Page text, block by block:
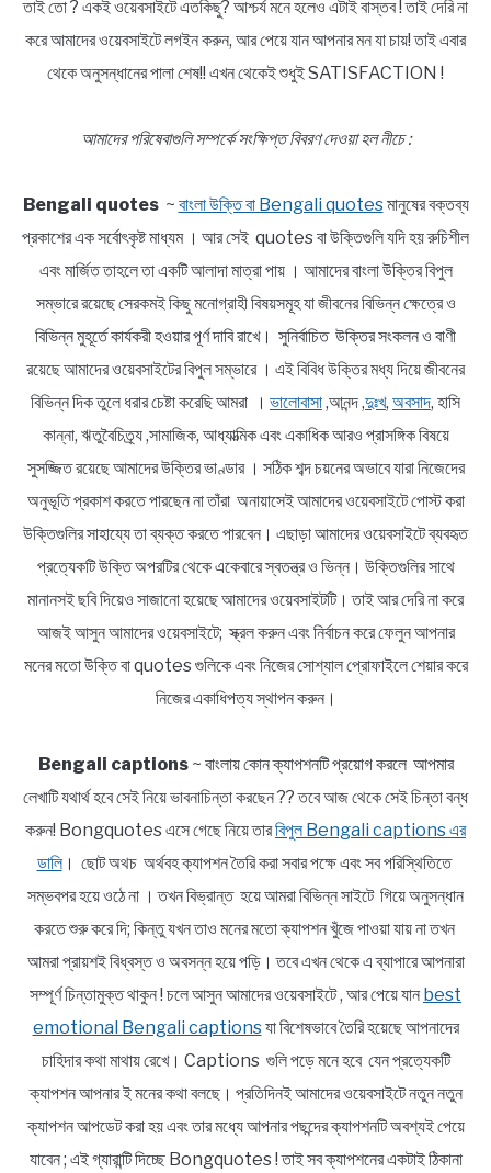
তাই তো ? একই ওয়েবসাইটে এতকিছু? আশ্চর্য মনে হলেও এটাই বাস্তব ! তাই দেরি না
করে আমাদের ওয়েবসাইটে লগইন করুন, আর পেয়ে যান আপনার মন যা চায়! তাই এবার
থেকে অনুসন্ধানের পালা শেষ!! এখন থেকেই শুধুই SATISFACTION !
আমাদের পরিষেবাগুলি সম্পর্কে সংক্ষিপ্ত বিবরণ দেওয়া হল নীচে :
Bengali quotes~ বাংলা উক্তি বা Bengali quotesমানুষের বক্তব্য
প্রকাশের এক সর্বোৎকৃষ্ট মাধ্যম । আর সেই quotes বা উক্তিগুলি যদি হয় রুচিশীল
এবং মার্জিত তাহলে তা একটি আলাদা মাত্রা পায় । আমাদের বাংলা উক্তির বিপুল
সম্ভারে রয়েছে সেরকমই কিছু মনোগ্রাহী বিষয়সমূহ যা জীবনের বিভিন্ন ক্ষেত্রে ও
বিভিন্ন মুহূর্তে কার্যকরী হওয়ার পূর্ণ দাবি রাখে। সুনির্বাচিত উক্তির সংকলন ও বাণী
রয়েছে আমাদের ওয়েবসাইটের বিপুল সম্ভারে । এই বিবিধ উক্তির মধ্য দিয়ে জীবনের
বিভিন্ন দিক তুলে ধরার চেষ্টা করেছি আমরা । ভালোবাসা,আনন্দ ,দুঃখ, অবসাদ, হাসি
কান্না, ঋতুবৈচিত্র্য ,সামাজিক, আধ্যাত্মিক এবং একাধিক আরও প্রাসঙ্গিক বিষয়ে
সুসজ্জিত রয়েছে আমাদের উক্তির ভাণ্ডার । সঠিক শব্দ চয়নের অভাবে যারা নিজেদের
অনুভূতি প্রকাশ করতে পারছেন না তাঁরা অনায়াসেই আমাদের ওয়েবসাইটে পোস্ট করা
উক্তিগুলির সাহায্যে তা ব্যক্ত করতে পারবেন। এছাড়া আমাদের ওয়েবসাইটে ব্যবহৃত
প্রত্যেকটি উক্তি অপরটির থেকে একেবারে স্বতন্ত্র ও ভিন্ন। উক্তিগুলির সাথে
মানানসই ছবি দিয়েও সাজানো হয়েছে আমাদের ওয়েবসাইটটি। তাই আর দেরি না করে
আজই আসুন আমাদের ওয়েবসাইটে; স্ক্রল করুন এবং নির্বাচন করে ফেলুন আপনার
মনের মতো উক্তি বা quotes গুলিকে এবং নিজের সোশ্যাল প্রোফাইলে শেয়ার করে
নিজের একাধিপত্য স্থাপন করুন।
Bengali captions~ বাংলায় কোন ক্যাপশনটি প্রয়োগ করলে আপমার
লেখাটি যথার্থ হবে সেই নিয়ে ভাবনাচিন্তা করছেন ?? তবে আজ থেকে সেই চিন্তা বন্ধ
করুন! Bongquotes এসে গেছে নিয়ে তারবিপুল Bengali captions এর
ডালি। ছোট অথচ অর্থবহ ক্যাপশন তৈরি করা সবার পক্ষে এবং সব পরিস্থিতিতে
সম্ভবপর হয়ে ওঠে না । তখন বিভ্রান্ত হয়ে আমরা বিভিন্ন সাইটে গিয়ে অনুসন্ধান
করতে শুরু করে দি; কিন্তু যখন তাও মনের মতো ক্যাপশন খুঁজে পাওয়া যায় না তখন
আমরা প্রায়শই বিধ্বস্ত ও অবসন্ন হয়ে পড়ি। তবে এখন থেকে এ ব্যাপারে আপনারা
সম্পূর্ণ চিন্তামুক্ত থাকুন ! চলে আসুন আমাদের ওয়েবসাইটে , আর পেয়ে যান best
emotional Bengali captionsযা বিশেষভাবে তৈরি হয়েছে আপনাদের
চাহিদার কথা মাথায় রেখে। Captions গুলি পড়ে মনে হবে যেন প্রত্যেকটি
ক্যাপশন আপনার ই মনের কথা বলছে। প্রতিদিনই আমাদের ওয়েবসাইটে নতুন নতুন
ক্যাপশন আপডেট করা হয় এবং তার মধ্যে আপনার পছন্দের ক্যাপশনটি অবশ্যই পেয়ে
যাবেন ; এই গ্যারান্টি দিচ্ছে Bongquotes ! তাই সব ক্যাপশনের একটাই ঠিকানা